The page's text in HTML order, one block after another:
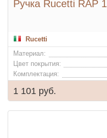
Ручка Rucetti RAP 1
Rucetti
Материал:
Цвет покрытия:
Комплектация:
1 101 руб.